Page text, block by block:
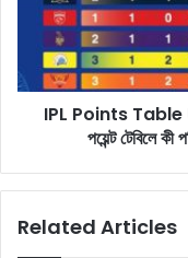
কে
দি
প্র
s
U
IPL Points Table
পয়েন্ট টেবিলে
Related Articles